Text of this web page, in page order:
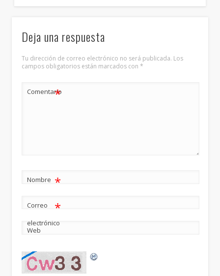
Deja una respuesta
Tu dirección de correo electrónico no será publicada. Los
campos obligatorios están marcados con*
Comentario
*
Nombre *
Correo
electrónico
*
Web